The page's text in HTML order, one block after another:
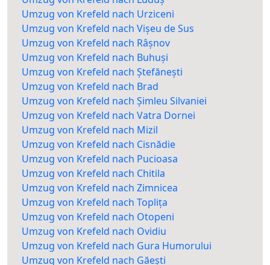
Umzug von Krefeld nach Urziceni
Umzug von Krefeld nach Vișeu de Sus
Umzug von Krefeld nach Râșnov
Umzug von Krefeld nach Buhuși
Umzug von Krefeld nach Ștefănești
Umzug von Krefeld nach Brad
Umzug von Krefeld nach Șimleu Silvaniei
Umzug von Krefeld nach Vatra Dornei
Umzug von Krefeld nach Mizil
Umzug von Krefeld nach Cisnădie
Umzug von Krefeld nach Pucioasa
Umzug von Krefeld nach Chitila
Umzug von Krefeld nach Zimnicea
Umzug von Krefeld nach Toplița
Umzug von Krefeld nach Otopeni
Umzug von Krefeld nach Ovidiu
Umzug von Krefeld nach Gura Humorului
Umzug von Krefeld nach Găești